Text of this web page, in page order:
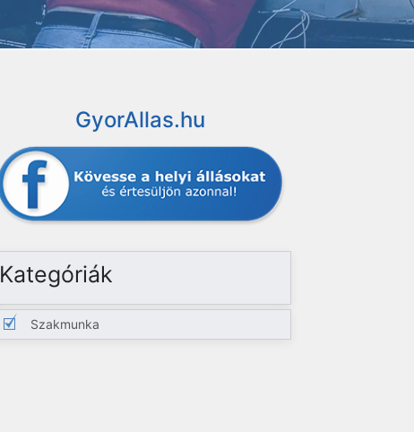
GyorAllas.hu
Kategóriák
Szakmunka